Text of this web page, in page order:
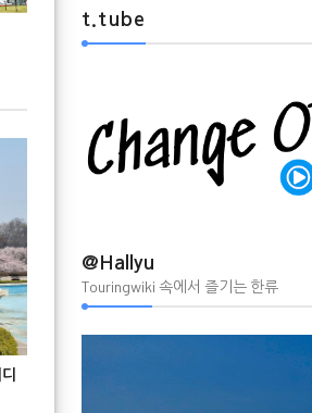
t.tube
@Hallyu
Touringwiki 속에서 즐기는 한류